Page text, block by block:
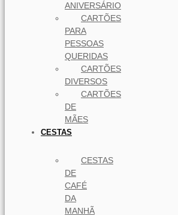
ANIVERSÁRIO
CARTÕES
PARA
PESSOAS
QUERIDAS
CARTÕES
DIVERSOS
CARTÕES
DE
MÃES
CESTAS
CESTAS
DE
CAFÉ
DA
MANHÃ